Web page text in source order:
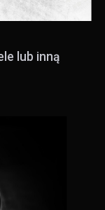
lub inną